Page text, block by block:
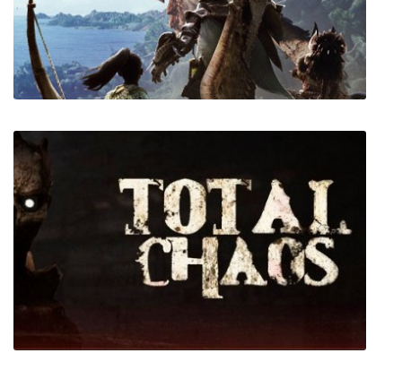
Rayman Legends
Monster Hunter World